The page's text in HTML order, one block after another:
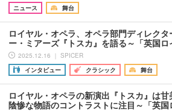
ニュース
舞台
ロイヤル・オペラ、オペラ部門ディレク
ー・ミアーズ『トスカ』を語る～「英国
2025.12.16 ｜ SPICER
インタビュー
クラシック 舞台
ロイヤル・オペラの新演出『トスカ』は甘
陰惨な物語のコントラストに注目～「英